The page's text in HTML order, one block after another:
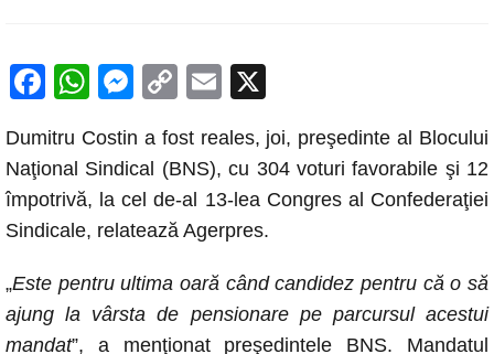
F
c
e
b
o
k
W
at
s
A
p
M
ss
e
n
er
C
p
y
Li
k
E
ail
Dumitru Costin a fost reales, joi, preşedinte al Blocului
Naţional Sindical (BNS), cu 304 voturi favorabile şi 12
împotrivă, la cel de-al 13-lea Congres al Confederaţiei
Sindicale, relatează Agerpres.
„Este pentru ultima oară când candidez pentru că o să
ajung la vârsta de pensionare pe parcursul acestui
mandat”, a menţionat preşedintele BNS. Mandatul